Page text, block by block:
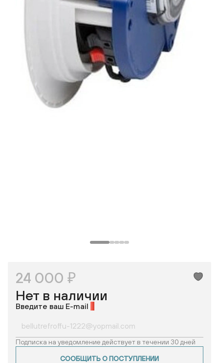
24 000 ₽
Нет в наличии
Введите ваш E-mail
Подписка на уведомление действует в течении 30 дней
СООБЩИТЬ О ПОСТУПЛЕНИИ